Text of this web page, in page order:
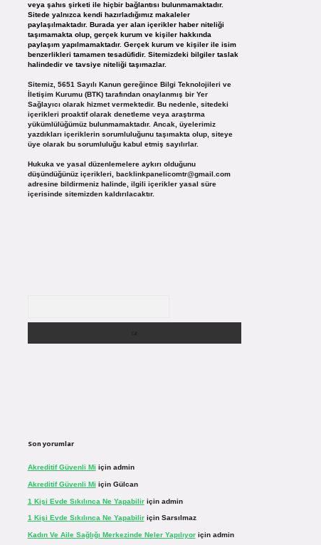
veya şahıs şirketi ile hiçbir bağlantısı bulunmamaktadır.
Sitede yalnızca kendi hazırladığımız makaleler
paylaşılmaktadır. Burada yer alan içerikler haber niteliği
taşımamakta olup, gerçek kurum ve kişiler hakkında
paylaşım yapılmamaktadır. Gerçek kurum ve kişiler ile isim
benzerlikleri tamamen tesadüfidir. Sitemizdeki bilgiler taslak
halindedir ve tavsiye niteliği taşımazlar.
Sitemiz, 5651 Sayılı Kanun gereğince Bilgi Teknolojileri ve
İletişim Kurumu (BTK) tarafından onaylanmış bir Yer
Sağlayıcı olarak hizmet vermektedir. Bu nedenle, sitedeki
içerikleri proaktif olarak denetleme veya araştırma
yükümlülüğümüz bulunmamaktadır. Ancak, üyelerimiz
yazdıkları içeriklerin sorumluluğunu taşımakta olup, siteye
üye olarak bu sorumluluğu kabul etmiş sayılırlar.
Hukuka ve yasal düzenlemelere aykırı olduğunu
düşündüğünüz içerikleri, backlinkpanelicomtr@gmail.com
adresine bildirmeniz halinde, ilgili içerikler yasal süre
içerisinde sitemizden kaldırılacaktır.
Son yorumlar
Akreditif Güvenli Mi için admin
Akreditif Güvenli Mi için Gülcan
1 Kişi Evde Sıkılınca Ne Yapabiliriçin admin
1 Kişi Evde Sıkılınca Ne Yapabiliriçin Sarsılmaz
Kadın Ve Aile Sağlığı Merkezinde Neler Yapılıyoriçin admin